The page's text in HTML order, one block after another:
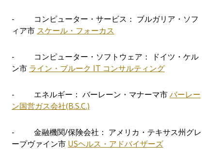
- コンピューター・サービス： ブルガリア・ソフ
ィア市 スケール・フォーカス
- コンピューター・ソフトウェア： ドイツ・ケル
ン市 ライン・ブルーク IT コンサルティング
- エネルギー： バーレーン・マナーマ市バーレー
ン国営ガス会社(B.S.C.)
- 金融機関/保険会社： アメリカ・テキサス州グレ
ープヴァイン市 USヘルス・アドバイザーズ